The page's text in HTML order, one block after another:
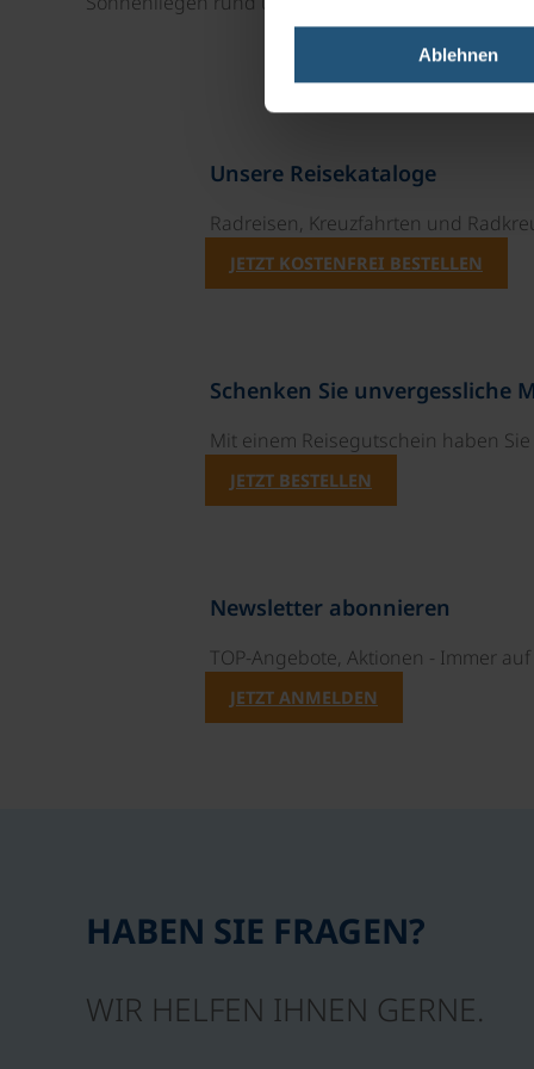
Ablehnen
Unsere Reisekataloge
Radreisen, Kreuzfahrten und
JETZT KOSTENFREI BESTELLEN
Schenken Sie unvergessliche
Mit einem Reisegutschein haben
JETZT BESTELLEN
Newsletter abonnieren
TOP-Angebote, Aktionen - Immer
JETZT ANMELDEN
HABEN SIE FRAGEN?
WIR HELFEN IHNEN GERNE.